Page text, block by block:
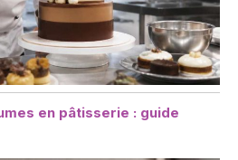
en pâtisserie : guide